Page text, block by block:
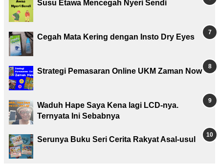
Susu Etawa Mencegah Nyeri Sendi
Cegah Mata Kering dengan Insto Dry Eyes
Strategi Pemasaran Online UKM Zaman Now
Waduh Hape Saya Kena lagi LCD-nya.
Ternyata Ini Sebabnya
Serunya Buku Seri Cerita Rakyat Asal-usul